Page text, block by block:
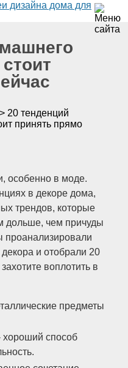
> 20 тенденций
принять прямо
особенно в моде.
в декоре дома,
трендов, которые
дольше, чем причуды
и отобрали 20
воплотить в